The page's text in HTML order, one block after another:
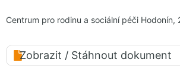
Centrum pro rodinu a sociální péči Hodonín,
Zobrazit / Stáhnout dokument